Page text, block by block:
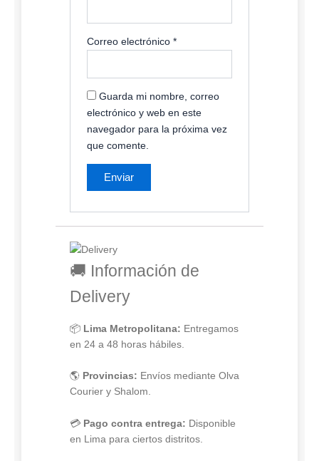
Correo electrónico*
Guarda mi nombre, correo
electrónico y web en este
navegador para la próxima vez
que comente.
🚚 Información de
Delivery
📦 Lima Metropolitana: Entregamos
en 24 a 48 horas hábiles.
🌎 Provincias: Envíos mediante Olva
Courier y Shalom.
💳 Pago contra entrega: Disponible
en Lima para ciertos distritos.